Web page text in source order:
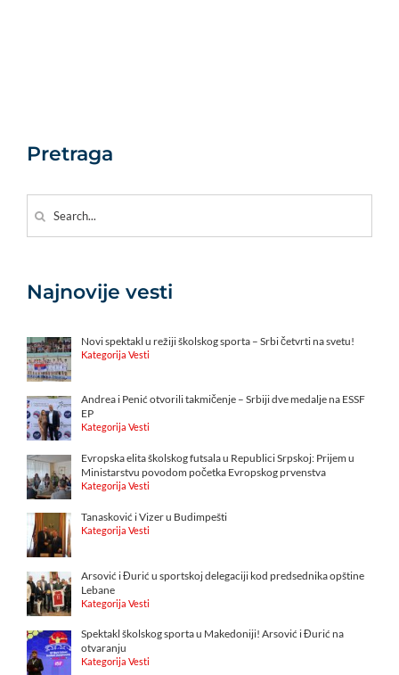
Pretraga
for:
Najnovije vesti
Novi spektakl u režiji školskog sporta – Srbi četvrti na svetu!
Kategorija Vesti
Andrea i Penić otvorili takmičenje – Srbiji dve medalje na ESSF
EP
Kategorija Vesti
Evropska elita školskog futsala u Republici Srpskoj: Prijem u
Ministarstvu povodom početka Evropskog prvenstva
Kategorija Vesti
Tanasković i Vizer u Budimpešti
Kategorija Vesti
Arsović i Đurić u sportskoj delegaciji kod predsednika opštine
Lebane
Kategorija Vesti
Spektakl školskog sporta u Makedoniji! Arsović i Đurić na
otvaranju
Kategorija Vesti